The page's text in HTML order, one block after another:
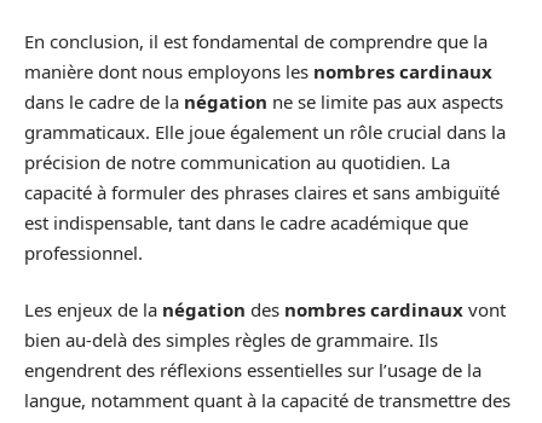
En conclusion, il est fondamental de comprendre que la
manière dont nous employons les nombres cardinaux
dans le cadre de la négation ne se limite pas aux aspects
grammaticaux. Elle joue également un rôle crucial dans la
précision de notre communication au quotidien. La
capacité à formuler des phrases claires et sans ambiguïté
est indispensable, tant dans le cadre académique que
professionnel.
Les enjeux de la négation des nombres cardinaux vont
bien au-delà des simples règles de grammaire. Ils
engendrent des réflexions essentielles sur l’usage de la
langue, notamment quant à la capacité de transmettre des